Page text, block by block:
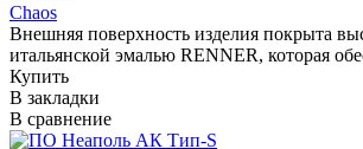
Chaos
Внешняя поверхность изделия покрыта
итальянской эмалью RENNER, которая
Купить
В закладки
В сравнение